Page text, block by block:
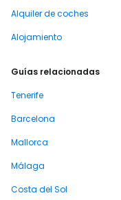
Alquiler de coches
Alojamiento
Guías relacionadas
Tenerife
Barcelona
Mallorca
Málaga
Costa del Sol